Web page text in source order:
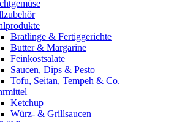
Bratlinge & Fertiggerichte
Butter & Margarine
Feinkostsalate
Saucen, Dips & Pesto
Tofu, Seitan, Tempeh & Co.
Ketchup
Würz- & Grillsaucen